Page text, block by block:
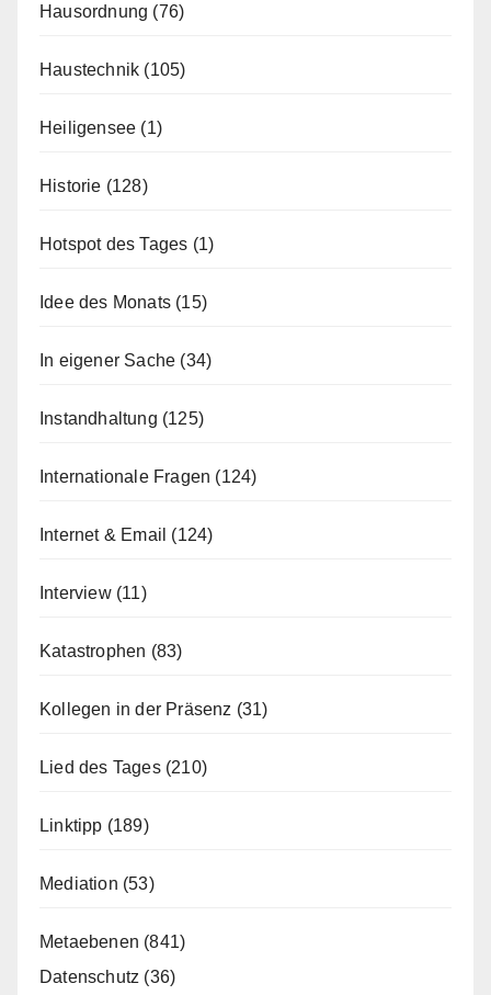
Hausordnung (76)
Haustechnik (105)
Heiligensee (1)
Historie (128)
Hotspot des Tages (1)
Idee des Monats (15)
In eigener Sache (34)
Instandhaltung (125)
Internationale Fragen (124)
Internet & Email (124)
Interview(11)
Katastrophen (83)
Kollegen in der Präsenz (31)
Lied des Tages(210)
Linktipp (189)
Mediation (53)
Metaebenen (841)
Datenschutz (36)